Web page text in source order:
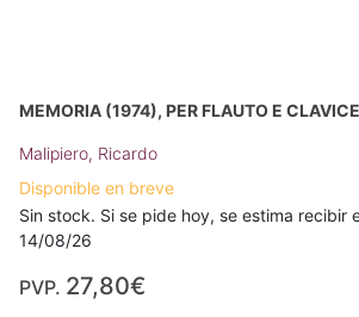
MEMORIA (1974), PER FLAUTO E
Malipiero, Ricardo
Disponible en breve
Sin stock. Si se pide hoy, se estima recibir
14/08/26
PVP. 27,80€